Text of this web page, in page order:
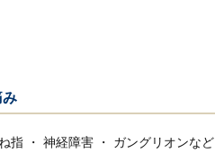
み
指 ・ 神経障害 ・ ガングリオンなど